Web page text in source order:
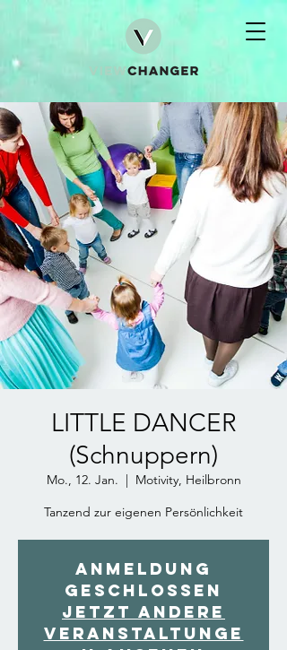
LITTLE DANCER
(Schnuppern)
Mo., 12. Jan.
  |
Motivity, Heilbronn
Tanzend zur eigenen Persönlichkeit
Anmeldung
geschlossen
Jetzt andere
Veranstaltunge